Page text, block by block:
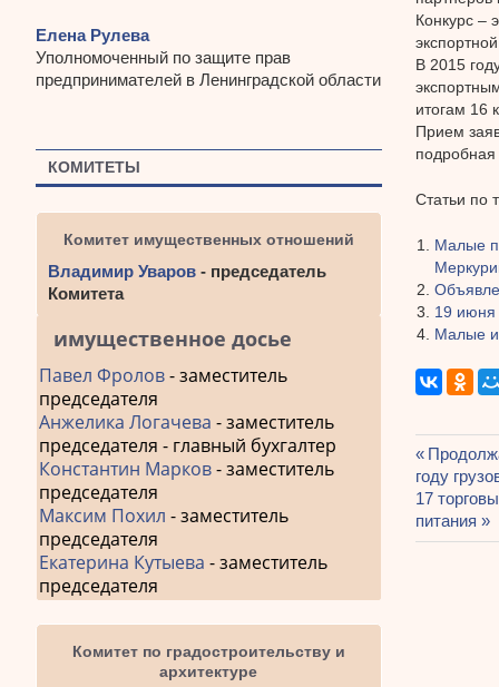
Конкурс –
В 2015
итогам 16
Прием
Статьи по
Малые
19 июня
Малые и
по
запись:
году
запись:
17
питания
Елена Рулева
Уполномоченный по защите прав
предпринимателей в Ленинградской области
КОМИТЕТЫ
Комитет имущественных отношений
Владимир Уваров - председатель
Комитета
имущественное досье
Павел Фролов- заместитель
председателя
Анжелика Логачева - заместитель
председателя - главный бухгалтер
Константин Марков- заместитель
председателя
Максим Похил - заместитель
председателя
Екатерина Кутыева - заместитель
председателя
Комитет по градостроительству и
архитектуре